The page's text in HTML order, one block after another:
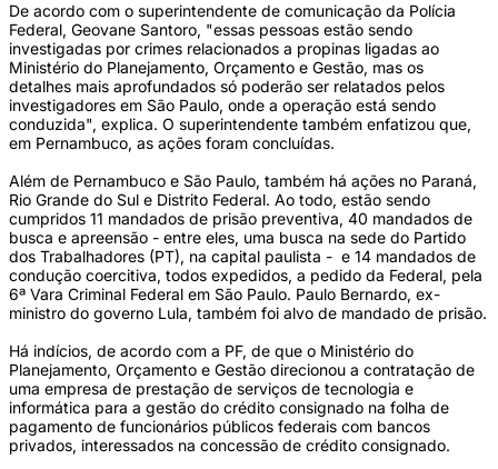
De acordo com o superintendente de comunicação da Polícia
Federal, Geovane Santoro, "essas pessoas estão sendo
investigadas por crimes relacionados a propinas ligadas ao
Ministério do Planejamento, Orçamento e Gestão, mas os
detalhes mais aprofundados só poderão ser relatados pelos
investigadores em São Paulo, onde a operação está sendo
conduzida", explica. O superintendente também enfatizou que,
em Pernambuco, as ações foram concluídas.
Além de Pernambuco e São Paulo, também há ações no Paraná,
Rio Grande do Sul e Distrito Federal. Ao todo, estão sendo
cumpridos 11 mandados de prisão preventiva, 40 mandados de
busca e apreensão - entre eles, uma busca na sede do Partido
dos Trabalhadores (PT), na capital paulista - e 14 mandados de
condução coercitiva, todos expedidos, a pedido da Federal, pela
6ª Vara Criminal Federal em São Paulo. Paulo Bernardo, ex-
ministro do governo Lula, também foi alvo de mandado de prisão.
Há indícios, de acordo com a PF, de que o Ministério do
Planejamento, Orçamento e Gestão direcionou a contratação de
uma empresa de prestação de serviços de tecnologia e
informática para a gestão do crédito consignado na folha de
pagamento de funcionários públicos federais com bancos
privados, interessados na concessão de crédito consignado.